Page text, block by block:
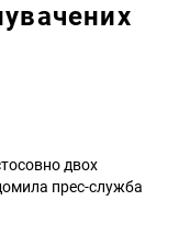
двох
прес-служба